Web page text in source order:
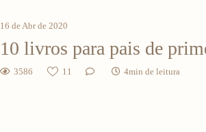
16 de Abr de 2020
10 livros para pais de
3586 11 4min de leitura